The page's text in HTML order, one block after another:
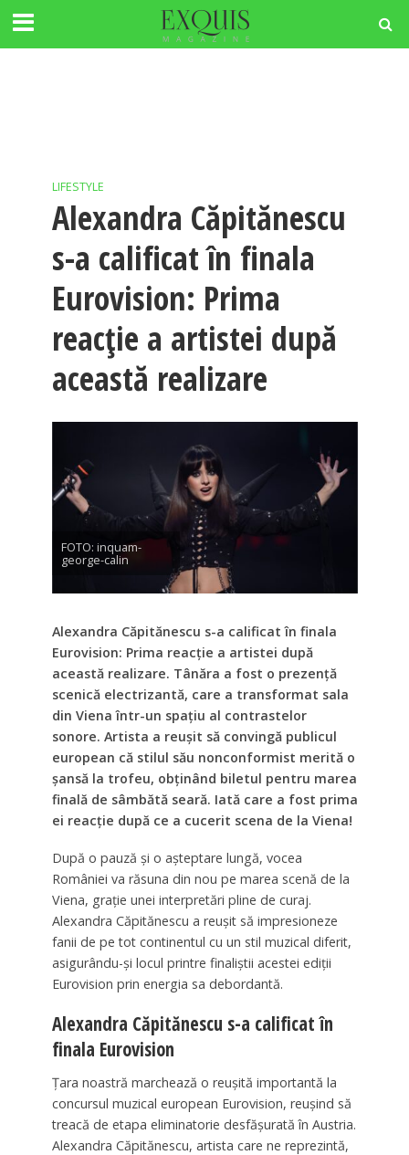
LIFESTYLE
Alexandra Căpitănescu
s-a calificat în finala
Eurovision: Prima
reacție a artistei după
această realizare
FOTO: inquam-
george-calin
Alexandra Căpitănescu s-a calificat în finala
Eurovision: Prima reacție a artistei după
această realizare. Tânăra a fost o prezență
scenică electrizantă, care a transformat sala
din Viena într-un spațiu al contrastelor
sonore. Artista a reușit să convingă publicul
european că stilul său nonconformist merită o
șansă la trofeu, obținând biletul pentru marea
finală de sâmbătă seară. Iată care a fost prima
ei reacție după ce a cucerit scena de la Viena!
După o pauză și o așteptare lungă, vocea
României va răsuna din nou pe marea scenă de la
Viena, grație unei interpretări pline de curaj.
Alexandra Căpitănescu a reușit să impresioneze
fanii de pe tot continentul cu un stil muzical diferit,
asigurându-și locul printre finaliștii acestei ediții
Eurovision prin energia sa debordantă.
Alexandra Căpitănescu s-a calificat în
finala Eurovision
Țara noastră marchează o reușită importantă la
concursul muzical european Eurovision, reușind să
treacă de etapa eliminatorie desfășurată în Austria.
Alexandra Căpitănescu, artista care ne reprezintă,